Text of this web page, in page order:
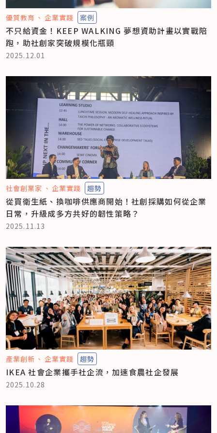
優質教育 企業實踐 案例
不只給資金！KEEP WALKING 夢想資助計畫以實戰陪
跑，助社創家突破規模化瓶頸
2025.12.01
社會創業家 企業實踐 趨勢
從買衛生紙、換咖啡供應商開始！社創採購如何從企業
日常，升級成多方共好的韌性策略？
2025.11.13
產業創新 企業實踐 趨勢
IKEA 社會企業攜手社企流，加速食農社企發展
2025.10.28